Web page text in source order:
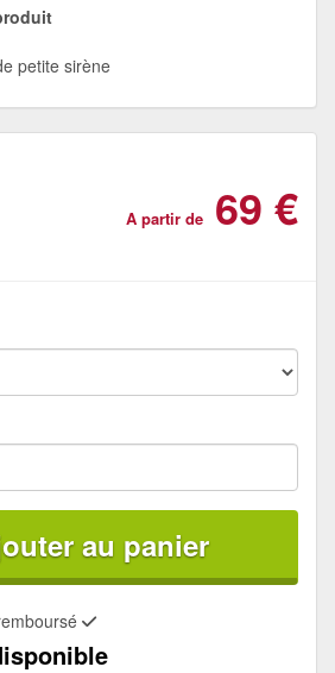
petite sirène
A partir de 69 €
au panier